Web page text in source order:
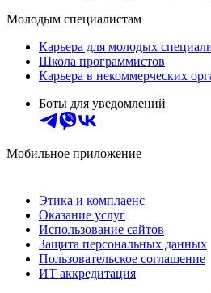
Молодым специалистам
Карьера для молодых
Школа программистов
Карьера в некоммерческих
Боты для уведомлений
Мобильное приложение
Этика и комплаенс
Оказание услуг
Использование сайтов
Защита персональных данных
Пользовательское соглашение
ИТ аккредитация